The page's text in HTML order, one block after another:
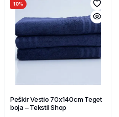
10%
Peškir Vestio 70x140cm Teget
boja – Tekstil Shop